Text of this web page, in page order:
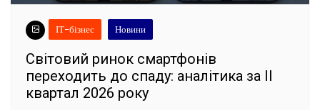
ІТ-бізнес Новини
Світовий ринок смартфонів
переходить до спаду: аналітика за II
квартал 2026 року